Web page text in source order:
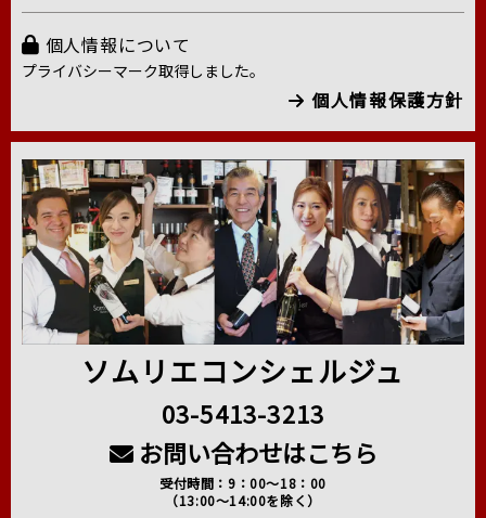
個人情報について
プライバシーマーク取得しました。
個人情報保護方針
ソムリエコンシェルジュ
03-5413-3213
お問い合わせはこちら
受付時間：9：00～18：00
（13:00～14:00を除く）